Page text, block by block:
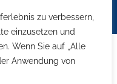
zu verbessern,
einzusetzen und
Wenn Sie auf „Alle
Anwendung von